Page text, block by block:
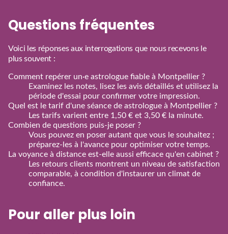
Questions fréquentes
Voici les réponses aux interrogations que nous recevons le
plus souvent :
Comment repérer un·e astrologue fiable à Montpellier ?
Examinez les notes, lisez les avis détaillés et utilisez la
période d'essai pour confirmer votre impression.
Quel est le tarif d'une séance de astrologue à Montpellier ?
Les tarifs varient entre 1,50 € et 3,50 € la minute.
Combien de questions puis‑je poser ?
Vous pouvez en poser autant que vous le souhaitez ;
préparez‑les à l'avance pour optimiser votre temps.
La voyance à distance est‑elle aussi efficace qu'en cabinet ?
Les retours clients montrent un niveau de satisfaction
comparable, à condition d'instaurer un climat de
confiance.
Pour aller plus loin